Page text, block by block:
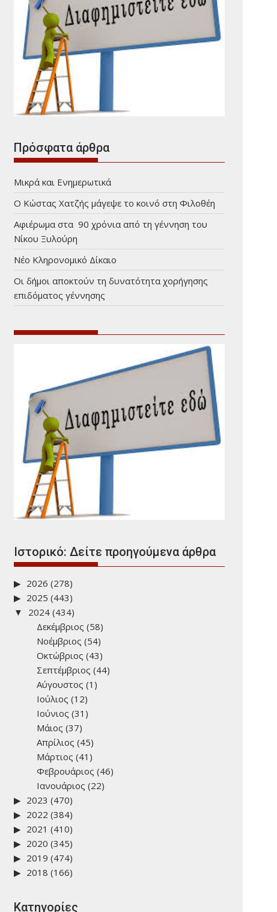
Πρόσφατα άρθρα
Μικρά και Ενημερωτικά
Ο Κώστας Χατζής μάγεψε το κοινό στη Φιλοθέη
Αφιέρωμα στα 90 χρόνια από τη γέννηση του
Νίκου Ξυλούρη
Νέο Κληρονομικό Δίκαιο
Οι δήμοι αποκτούν τη δυνατότητα χορήγησης
επιδόματος γέννησης
Ιστορικό: Δείτε προηγούμενα άρθρα
2026 (278)
2025 (443)
2024 (434)
Δεκέμβριος (58)
Νοέμβριος (54)
Οκτώβριος (43)
Σεπτέμβριος (44)
Αύγουστος (1)
Ιούλιος (12)
Ιούνιος (31)
Μάιος (37)
Απρίλιος (45)
Μάρτιος (41)
Φεβρουάριος (46)
Ιανουάριος (22)
2023 (470)
2022 (384)
2021 (410)
2020 (345)
2019 (474)
2018 (166)
Kατηγορίες